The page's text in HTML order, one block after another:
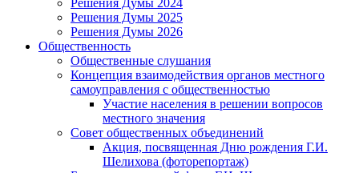
Решения Думы 2025
Решения Думы 2026
Общественность
Общественные слушания
Концепция взаимодействия органов местного
самоуправления с общественностью
Участие населения в решении вопросов
местного значения
Совет общественных объединений
Акция, посвященная Дню рождения Г.И.
Шелихова (фоторепортаж)